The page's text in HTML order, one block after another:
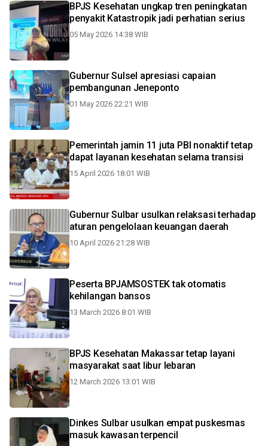
BPJS Kesehatan ungkap tren peningkatan
penyakit Katastropik jadi perhatian serius
05 May 2026 14:38 WIB
Gubernur Sulsel apresiasi capaian
pembangunan Jeneponto
01 May 2026 22:21 WIB
Pemerintah jamin 11 juta PBI nonaktif tetap
dapat layanan kesehatan selama transisi
15 April 2026 18:01 WIB
Gubernur Sulbar usulkan relaksasi terhadap
aturan pengelolaan keuangan daerah
10 April 2026 21:28 WIB
Peserta BPJAMSOSTEK tak otomatis
kehilangan bansos
13 March 2026 8:01 WIB
BPJS Kesehatan Makassar tetap layani
masyarakat saat libur lebaran
12 March 2026 13:01 WIB
Dinkes Sulbar usulkan empat puskesmas
masuk kawasan terpencil